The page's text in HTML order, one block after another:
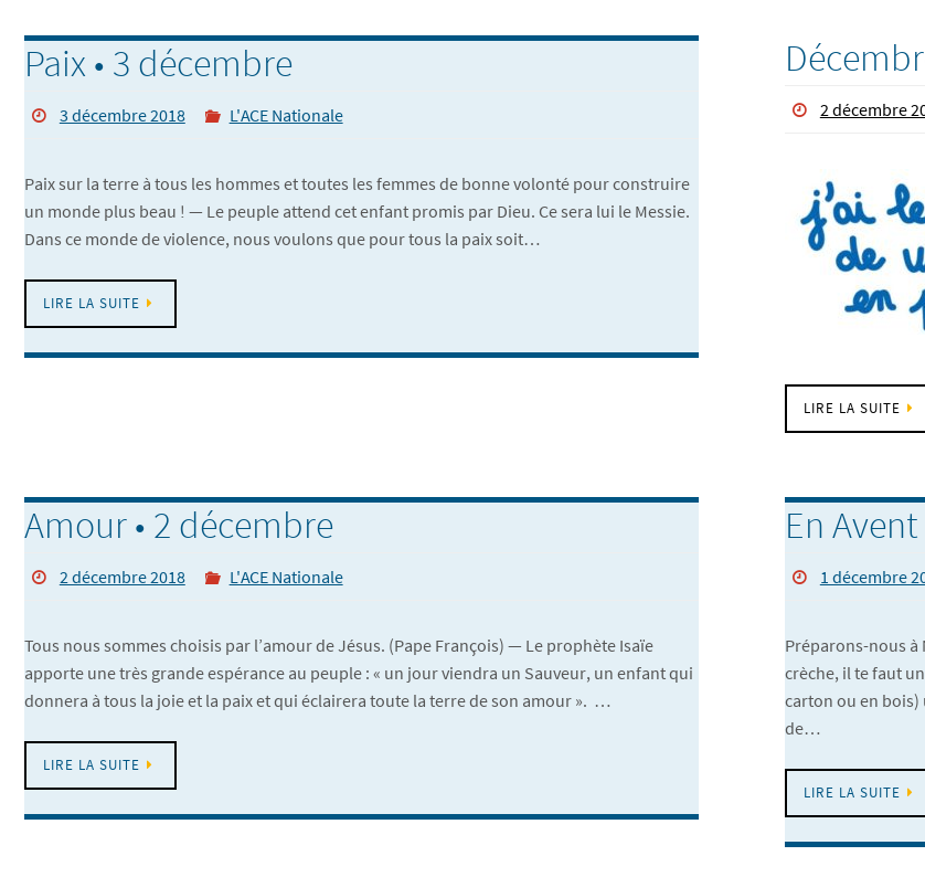
Paix • 3 décembre
3 décembre 2018 L'ACE Nationale
Paix sur la terre à tous les hommes et toutes les femmes de bonne volonté pour construire
un monde plus beau ! — Le peuple attend cet enfant promis par Dieu. Ce sera lui le Messie.
Dans ce monde de violence, nous voulons que pour tous la paix soit…
LIRE LA SUITE
2 décembre
LIRE LA SUITE
Amour • 2 décembre
2 décembre 2018 L'ACE Nationale
Tous nous sommes choisis par l’amour de Jésus. (Pape François) — Le prophète Isaïe
apporte une très grande espérance au peuple : « un jour viendra un Sauveur, un enfant qui
donnera à tous la joie et la paix et qui éclairera toute la terre de son amour ». …
LIRE LA SUITE
En
1 décembre
Préparons-nous à
crèche, il te faut
carton ou en bois)
de…
LIRE LA SUITE